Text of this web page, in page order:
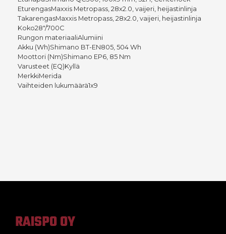
EturengasMaxxis Metropass, 28x2.0, vaijeri, heijastinlinja
TakarengasMaxxis Metropass, 28x2.0, vaijeri, heijastinlinja
Koko28"/700C
Rungon materiaaliAlumiini
Akku (Wh)Shimano BT-EN805, 504 Wh
Moottori (Nm)Shimano EP6, 85 Nm
Varusteet (EQ)Kyllä
MerkkiMerida
Vaihteiden lukumäärä1x9
RAISPO OY